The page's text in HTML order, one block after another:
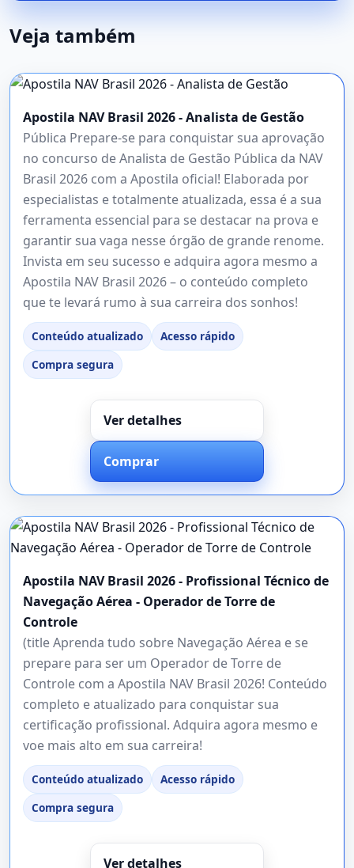
Veja também
Apostila NAV Brasil 2026 - Analista de Gestão
Pública Prepare-se para conquistar sua aprovação
no concurso de Analista de Gestão Pública da NAV
Brasil 2026 com a Apostila oficial! Elaborada por
especialistas e totalmente atualizada, essa é a sua
ferramenta essencial para se destacar na prova e
garantir sua vaga nesse órgão de grande renome.
Invista em seu sucesso e adquira agora mesmo a
Apostila NAV Brasil 2026 – o conteúdo completo
que te levará rumo à sua carreira dos sonhos!
Conteúdo atualizado
Acesso rápido
Compra segura
Ver detalhes
Comprar
Apostila NAV Brasil 2026 - Profissional Técnico de
Navegação Aérea - Operador de Torre de
Controle
(title Aprenda tudo sobre Navegação Aérea e se
prepare para ser um Operador de Torre de
Controle com a Apostila NAV Brasil 2026! Conteúdo
completo e atualizado para conquistar sua
certificação profissional. Adquira agora mesmo e
voe mais alto em sua carreira!
Conteúdo atualizado
Acesso rápido
Compra segura
Ver detalhes